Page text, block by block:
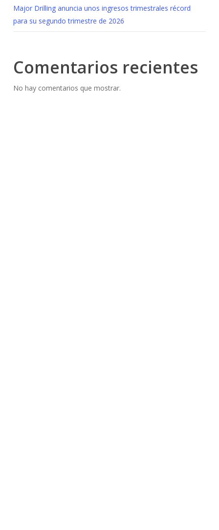
Major Drilling anuncia unos ingresos trimestrales récord
para su segundo trimestre de 2026
Comentarios recientes
No hay comentarios que mostrar.